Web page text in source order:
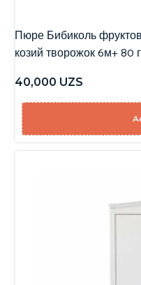
Пюре Бибиколь
козий творожок 6м+ 80
40,000 UZS